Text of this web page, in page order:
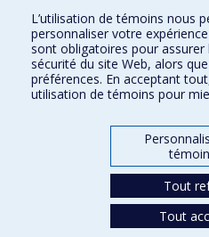
Orthophonie et audiologie
Réadaptation
Directions
L’utilisation de témoins nous
personnaliser votre
sont obligatoires pour
sécurité du site Web, alors
préférences. En acceptant
utilisation de témoins pour
Tout
Tout